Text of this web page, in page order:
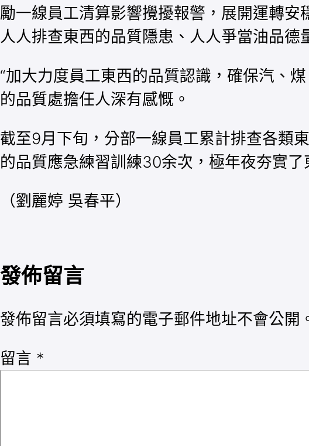
勵一線員工清算影響攪擾報警，展開運轉
人人排查東西的品質隱患、人人爭當油品德
“加大力度員工東西的品質認識，確保汽、
的品質處擔任人深有感慨。
截至9月下旬，分部一線員工累計排查各類
的品質應急練習訓練30余次，極年夜夯實了
（劉麗婷 吳春平）
發佈留言
發佈留言必須填寫的電子郵件地址不會公開
留言 *